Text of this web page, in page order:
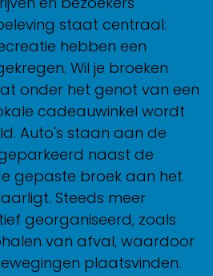
staat centraal:
hebben een
Wil je broeken
onder het genot van een
cadeauwinkel wordt
Auto's staan aan de
naast de
gepaste broek aan het
Steeds meer
georganiseerd, zoals
van afval, waardoor
plaatsvinden.